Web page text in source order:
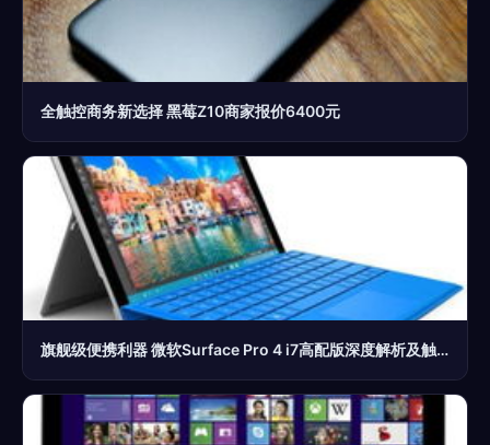
全触控商务新选择 黑莓Z10商家报价6400元
旗舰级便携利器 微软Surface Pro 4 i7高配版深度解析及触控体验